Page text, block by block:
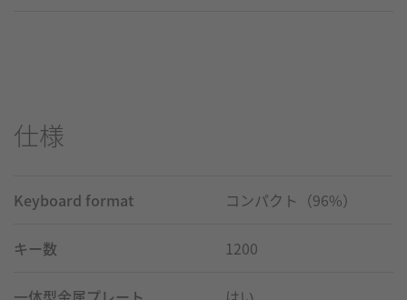
仕様
Keyboard format コンパクト（96%）
キー数 1200